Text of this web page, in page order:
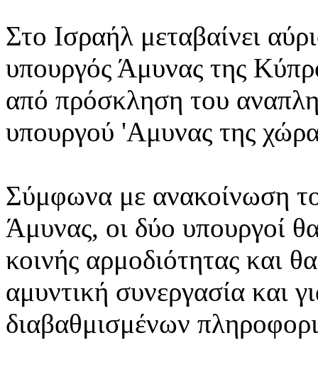
Στο Ισραήλ μεταβαίνει
υπουργός Άμυνας της
από πρόσκληση του
υπουργού 'Αμυνας της
Σύμφωνα με ανακοίνωση
Άμυνας, οι δύο υπουργοί
κοινής αρμοδιότητας και
αμυντική συνεργασία και
διαβαθμισμένων